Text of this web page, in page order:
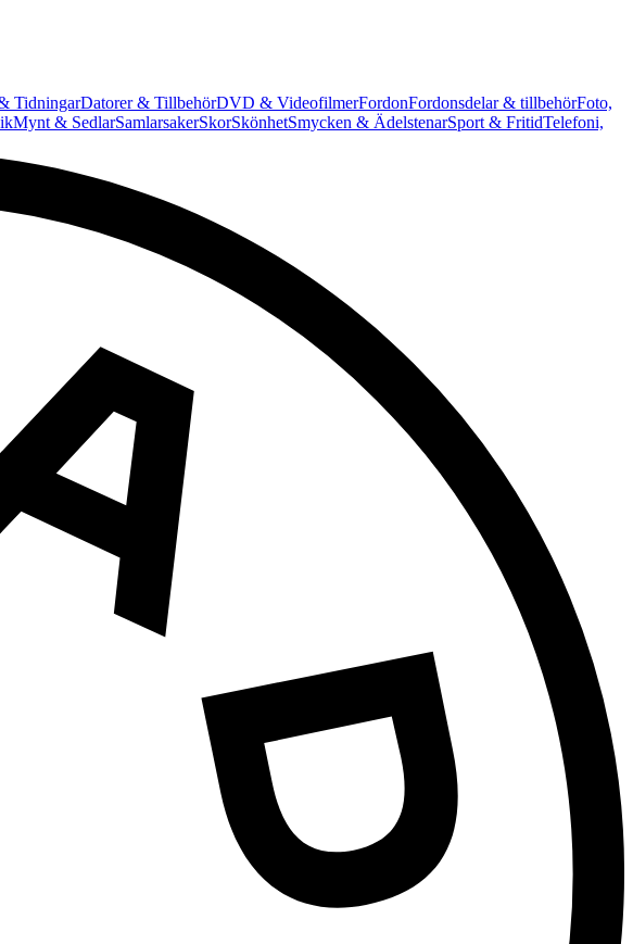
TidningarDatorer & TillbehörDVD & VideofilmerFordonFordonsdelar & tillbehörFoto,
Mynt & SedlarSamlarsakerSkorSkönhetSmycken & ÄdelstenarSport & FritidTelefoni,